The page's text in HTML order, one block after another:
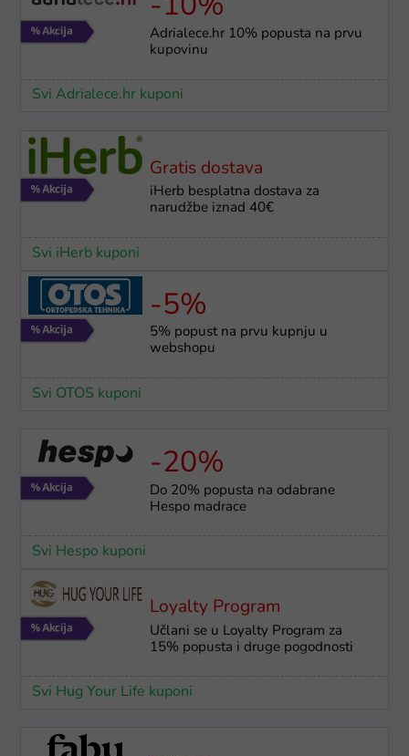
-10%
Adrialece.hr 10% popusta na prvu
kupovinu
Svi Adrialece.hr kuponi
Gratis dostava
iHerb besplatna dostava za
narudžbe iznad 40€
Svi iHerb kuponi
-5%
5% popust na prvu kupnju u
webshopu
Svi OTOS kuponi
-20%
Do 20% popusta na odabrane
Hespo madrace
Svi Hespo kuponi
Loyalty Program
Učlani se u Loyalty Program za
15% popusta i druge pogodnosti
Svi Hug Your Life kuponi